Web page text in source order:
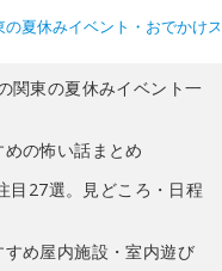
の夏休みイベント・おでかけ
関東の夏休みイベント一
めの怖い話まとめ
目27選。見どころ・日程
め屋内施設・室内遊び